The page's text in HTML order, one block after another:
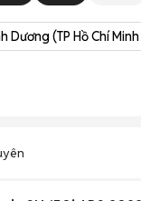
Dương (TP Hồ Chí